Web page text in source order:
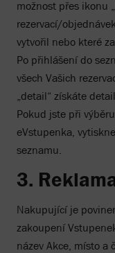
možnost přes ikonu
rezervací/
vytvořil nebo které
Po přihlášení do
všech Vašich
„detail“ získáte
Pokud jste při
eVstupenka,
seznamu.
3.
Nakupující je
zakoupení
název Akce, místo a